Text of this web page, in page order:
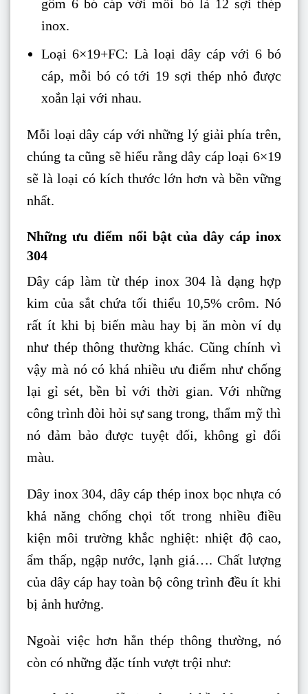
gồm 6 bó cáp với mỗi bó là 12 sợi thép
inox.
Loại 6×19+FC: Là loại dây cáp với 6 bó
cáp, mỗi bó có tới 19 sợi thép nhỏ được
xoắn lại với nhau.
Mỗi loại dây cáp với những lý giải phía trên,
chúng ta cũng sẽ hiểu rằng dây cáp loại 6×19
sẽ là loại có kích thước lớn hơn và bền vững
nhất.
Những ưu điểm nổi bật của dây cáp inox
304
Dây cáp làm từ thép inox 304 là dạng hợp
kim của sắt chứa tối thiểu 10,5% crôm. Nó
rất ít khi bị biến màu hay bị ăn mòn ví dụ
như thép thông thường khác. Cũng chính vì
vậy mà nó có khá nhiều ưu điểm như chống
lại gỉ sét, bền bỉ với thời gian. Với những
công trình đòi hỏi sự sang trong, thẩm mỹ thì
nó đảm bảo được tuyệt đối, không gỉ đổi
màu.
Dây inox 304, dây cáp thép inox bọc nhựa có
khả năng chống chọi tốt trong nhiều điều
kiện môi trường khắc nghiệt: nhiệt độ cao,
ẩm thấp, ngập nước, lạnh giá…. Chất lượng
của dây cáp hay toàn bộ công trình đều ít khi
bị ảnh hưởng.
Ngoài việc hơn hẳn thép thông thường, nó
còn có những đặc tính vượt trội như: